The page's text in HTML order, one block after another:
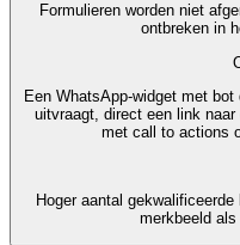
Formulieren worden niet
ontbreken in
Een WhatsApp-widget met
uitvraagt, direct een link
met call to actions
Hoger aantal
merkbeeld